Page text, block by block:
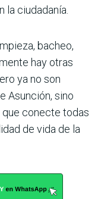
ciudadanía.
bacheo,
hay otras
ya no son
Asunción, sino
conecte todas
de vida de la